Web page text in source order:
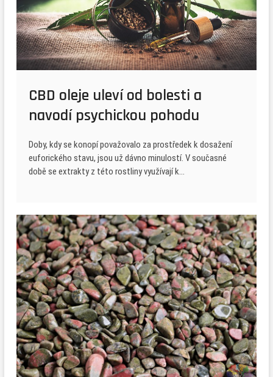
CBD oleje uleví od bolesti a
navodí psychickou pohodu
Doby, kdy se konopí považovalo za prostředek k dosažení
euforického stavu, jsou už dávno minulostí. V současné
době se extrakty z této rostliny využívají k…